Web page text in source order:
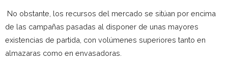
No obstante, los recursos del mercado se sitúan por encima
de las campañas pasadas al disponer de unas mayores
existencias de partida, con volúmenes superiores tanto en
almazaras como en envasadoras.